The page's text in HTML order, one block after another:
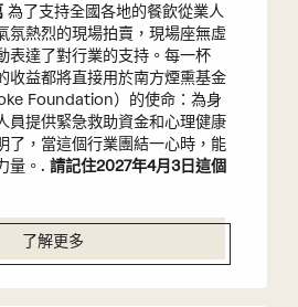
為了支持全國各地的餐飲從業人
氛熱烈的現場拍賣，現場座無虛
表達了對行業的支持。每一杯
收益都將直接用於南方煙熏基金
Foundation）的使命：為身
員提供緊急救助資金和心理健康
了，當這個行業團結一心時，能
量。. 請記住2027年4月3日這個
了解更多